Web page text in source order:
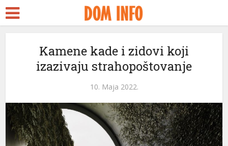
Kamene kade i zidovi koji
izazivaju strahopoštovanje
10. Maja 2022.